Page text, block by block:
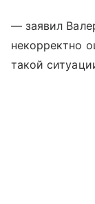
— заявил
некорректно
такой